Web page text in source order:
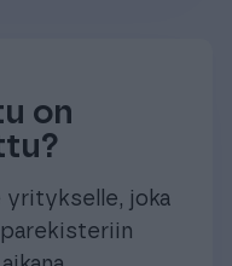
on
yritykselle, joka